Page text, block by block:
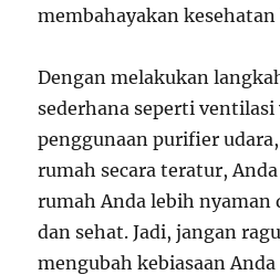
membahayakan
Dengan melakukan
sederhana seperti ventilasi
penggunaan purifier
rumah secara teratur,
rumah Anda lebih nyaman
dan sehat. Jadi, jangan
mengubah kebiasaan